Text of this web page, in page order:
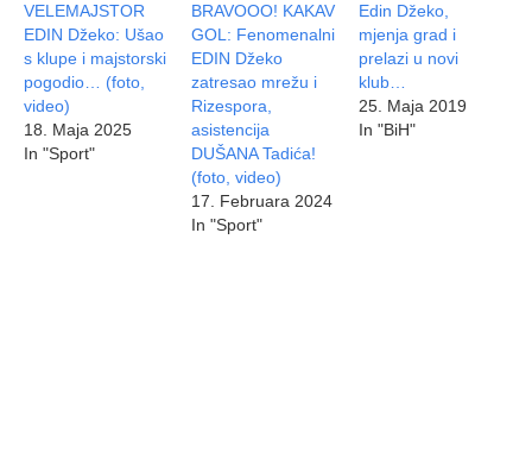
VELEMAJSTOR
EDIN Džeko: Ušao
s klupe i majstorski
pogodio… (foto,
video)
18. Maja 2025
In "Sport"
BRAVOOO! KAKAV
GOL: Fenomenalni
EDIN Džeko
zatresao mrežu i
Rizespora,
asistencija
DUŠANA Tadića!
(foto, video)
17. Februara 2024
In "Sport"
Edin Džeko,
mjenja grad i
prelazi u novi
klub…
25. Maja 2019
In "BiH"